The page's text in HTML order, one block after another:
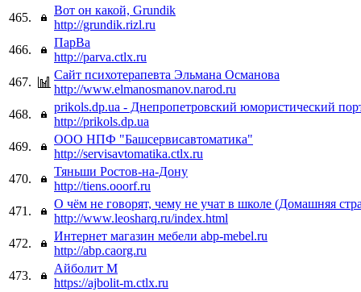
465.
Вот он какой, Grundik
http://grundik.rizl.ru
466.
ПарВа
http://parva.ctlx.ru
467.
Сайт психотерапевта Эльмана Османова
http://www.elmanosmanov.narod.ru
468.
prikols.dp.ua - Днепропетровский юмористический
http://prikols.dp.ua
469.
ООО НПФ "Башсервисавтоматика"
http://servisavtomatika.ctlx.ru
470.
Тяньши Ростов-на-Дону
http://tiens.ooorf.ru
471.
О чём не говорят, чему не учат в школе (Домашняя
http://www.leosharq.ru/index.html
472.
Интернет магазин мебели abp-mebel.ru
http://abp.caorg.ru
473.
Айболит М
https://ajbolit-m.ctlx.ru